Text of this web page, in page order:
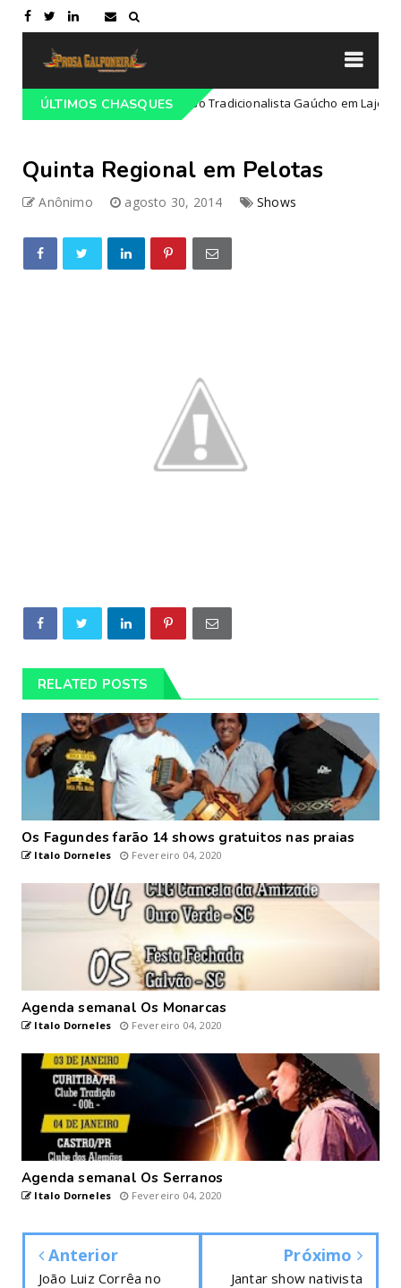
ÚLTIMOS CHASQUES
do 68º Congresso Tradicionalista Gaúcho em Lajeado-RS
Quinta Regional em Pelotas
Anônimo agosto 30, 2014 Shows
RELATED POSTS
Os Fagundes farão 14 shows gratuitos nas praias
Italo Dorneles Fevereiro 04, 2020
Agenda semanal Os Monarcas
Italo Dorneles Fevereiro 04, 2020
Agenda semanal Os Serranos
Italo Dorneles Fevereiro 04, 2020
Anterior
João Luiz Corrêa no
Próximo
Jantar show nativista